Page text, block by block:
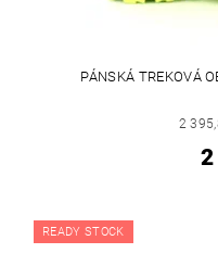
PÁNSKÁ TREKOVÁ
2
2
READY STOCK